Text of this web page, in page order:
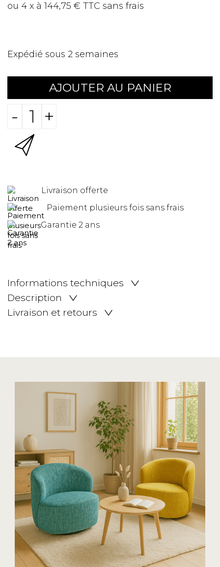
ou 4 x à 144,75 € TTC sans frais
Expédié sous 2 semaines
AJOUTER AU PANIER
- +
Livraison offerte
Paiement plusieurs fois sans frais
Garantie 2 ans
Informations techniques
Description
Livraison et retours